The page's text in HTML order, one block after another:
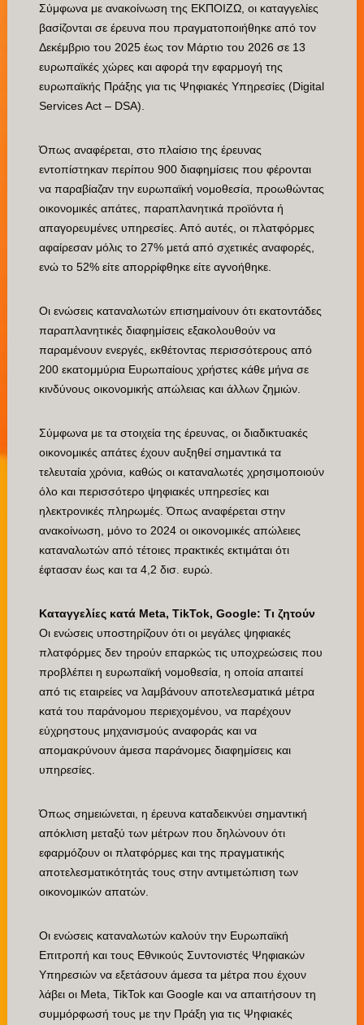
Σύμφωνα με ανακοίνωση της ΕΚΠΟΙΖΩ, οι καταγγελίες
βασίζονται σε έρευνα που πραγματοποιήθηκε από τον
Δεκέμβριο του 2025 έως τον Μάρτιο του 2026 σε 13
ευρωπαϊκές χώρες και αφορά την εφαρμογή της
ευρωπαϊκής Πράξης για τις Ψηφιακές Υπηρεσίες (Digital
Services Act – DSA).
Όπως αναφέρεται, στο πλαίσιο της έρευνας
εντοπίστηκαν περίπου 900 διαφημίσεις που φέρονται
να παραβίαζαν την ευρωπαϊκή νομοθεσία, προωθώντας
οικονομικές απάτες, παραπλανητικά προϊόντα ή
απαγορευμένες υπηρεσίες. Από αυτές, οι πλατφόρμες
αφαίρεσαν μόλις το 27% μετά από σχετικές αναφορές,
ενώ το 52% είτε απορρίφθηκε είτε αγνοήθηκε.
Οι ενώσεις καταναλωτών επισημαίνουν ότι εκατοντάδες
παραπλανητικές διαφημίσεις εξακολουθούν να
παραμένουν ενεργές, εκθέτοντας περισσότερους από
200 εκατομμύρια Ευρωπαίους χρήστες κάθε μήνα σε
κινδύνους οικονομικής απώλειας και άλλων ζημιών.
Σύμφωνα με τα στοιχεία της έρευνας, οι διαδικτυακές
οικονομικές απάτες έχουν αυξηθεί σημαντικά τα
τελευταία χρόνια, καθώς οι καταναλωτές χρησιμοποιούν
όλο και περισσότερο ψηφιακές υπηρεσίες και
ηλεκτρονικές πληρωμές. Όπως αναφέρεται στην
ανακοίνωση, μόνο το 2024 οι οικονομικές απώλειες
καταναλωτών από τέτοιες πρακτικές εκτιμάται ότι
έφτασαν έως και τα 4,2 δισ. ευρώ.
Καταγγελίες κατά Meta, TikTok, Google: Τι ζητούν
Οι ενώσεις υποστηρίζουν ότι οι μεγάλες ψηφιακές
πλατφόρμες δεν τηρούν επαρκώς τις υποχρεώσεις που
προβλέπει η ευρωπαϊκή νομοθεσία, η οποία απαιτεί
από τις εταιρείες να λαμβάνουν αποτελεσματικά μέτρα
κατά του παράνομου περιεχομένου, να παρέχουν
εύχρηστους μηχανισμούς αναφοράς και να
απομακρύνουν άμεσα παράνομες διαφημίσεις και
υπηρεσίες.
Όπως σημειώνεται, η έρευνα καταδεικνύει σημαντική
απόκλιση μεταξύ των μέτρων που δηλώνουν ότι
εφαρμόζουν οι πλατφόρμες και της πραγματικής
αποτελεσματικότητάς τους στην αντιμετώπιση των
οικονομικών απατών.
Οι ενώσεις καταναλωτών καλούν την Ευρωπαϊκή
Επιτροπή και τους Εθνικούς Συντονιστές Ψηφιακών
Υπηρεσιών να εξετάσουν άμεσα τα μέτρα που έχουν
λάβει οι Meta, TikTok και Google και να απαιτήσουν τη
συμμόρφωσή τους με την Πράξη για τις Ψηφιακές